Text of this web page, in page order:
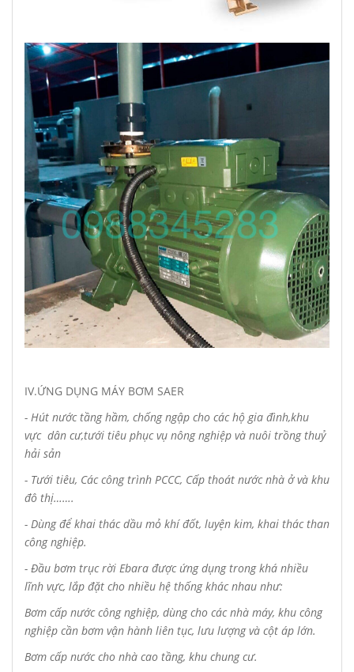
IV.ỨNG DỤNG MÁY BƠM SAER
- Hút nước tầng hầm, chống ngập cho các hộ gia đình,khu
vực dân cư,tưới tiêu phục vụ nông nghiệp và nuôi trồng thuỷ
hải sản
- Tưới tiêu, Các công trình PCCC, Cấp thoát nước nhà ở và khu
đô thị…….
- Dùng để khai thác dầu mỏ khí đốt, luyện kim, khai thác than
công nghiệp.
- Đầu bơm trục rời Ebara được ứng dụng trong khá nhiều
lĩnh vực, lắp đặt cho nhiều hệ thống khác nhau như:
Bơm cấp nước công nghiệp, dùng cho các nhà máy, khu công
nghiệp cần bơm vận hành liên tục, lưu lượng và cột áp lớn.
Bơm cấp nước cho nhà cao tầng, khu chung cư.